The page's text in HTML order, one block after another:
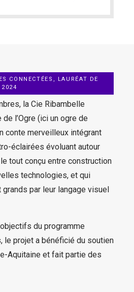
CONNECTÉES, LAURÉAT DE
2024
la Cie Ribambelle
de l’Ogre (ici un ogre de
conte merveilleux intégrant
éclairées évoluant autour
tout conçu entre construction
technologies, et qui
par leur langage visuel
du programme
le projet a bénéficié du soutien
Aquitaine et fait partie des